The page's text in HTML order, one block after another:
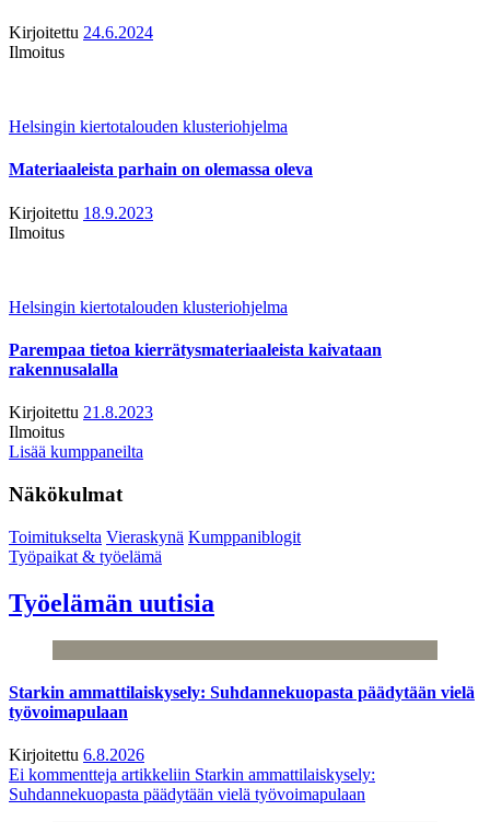
Kirjoitettu 24.6.2024
Ilmoitus
Helsingin kiertotalouden klusteriohjelma
Materiaaleista parhain on olemassa oleva
Kirjoitettu 18.9.2023
Ilmoitus
Helsingin kiertotalouden klusteriohjelma
Parempaa tietoa kierrätysmateriaaleista kaivataan
rakennusalalla
Kirjoitettu 21.8.2023
Ilmoitus
Lisää kumppaneilta
Näkökulmat
Toimitukselta Vieraskynä Kumppaniblogit
Työpaikat & työelämä
Työelämän uutisia
Starkin ammattilaiskysely: Suhdannekuopasta päädytään vielä
työvoimapulaan
Kirjoitettu 6.8.2026
Ei kommentteja artikkeliin Starkin ammattilaiskysely:
Suhdannekuopasta päädytään vielä työvoimapulaan